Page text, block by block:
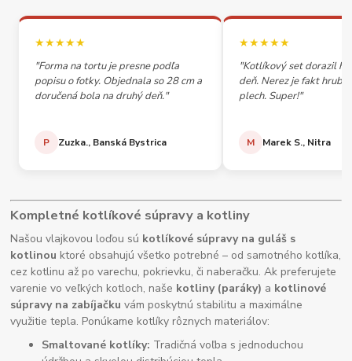
★★★★★
"Forma na tortu je presne podľa
popisu o fotky. Objednala so 28 cm a
doručená bola na druhý deň."
P Zuzka., Banská Bystrica
★★★★★
"Kotlíkový set dorazil
deň. Nerez je fakt
plech. Super!"
M Marek S., Nitra
Kompletné kotlíkové súpravy a kotliny
Našou vlajkovou loďou sú kotlíkové súpravy na guláš s
kotlinou ktoré obsahujú všetko potrebné – od samotného kotlíka,
cez kotlinu až po varechu, pokrievku, či naberačku. Ak preferujete
varenie vo veľkých kotloch, naše kotliny (paráky) a kotlinové
súpravy na zabíjačku vám poskytnú stabilitu a maximálne
využitie tepla. Ponúkame kotlíky rôznych materiálov:
Smaltované kotlíky: Tradičná voľba s jednoduchou